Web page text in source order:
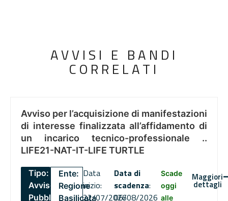
AVVISI E BANDI
CORRELATI
Avviso per l’acquisizione di manifestazioni
di interesse finalizzata all’affidamento di
un incarico tecnico-professionale ..
LIFE21-NAT-IT-LIFE TURTLE
Tipo:
Avviso
Pubblico
Ente:
Regione
Basilicata
Data
inizio:
22/07/2026
Data di
scadenza:
06/08/2026
Scade
oggi
alle
Maggiori
dettagli